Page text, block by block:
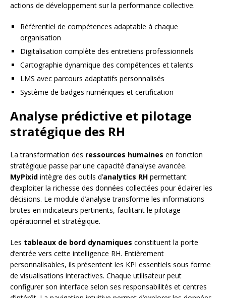
actions de développement sur la performance collective.
Référentiel de compétences adaptable à chaque
organisation
Digitalisation complète des entretiens professionnels
Cartographie dynamique des compétences et talents
LMS avec parcours adaptatifs personnalisés
Système de badges numériques et certification
Analyse prédictive et pilotage
stratégique des RH
La transformation des ressources humaines en fonction
stratégique passe par une capacité d’analyse avancée.
MyPixid intègre des outils d’analytics RH permettant
d’exploiter la richesse des données collectées pour éclairer les
décisions. Le module d’analyse transforme les informations
brutes en indicateurs pertinents, facilitant le pilotage
opérationnel et stratégique.
Les tableaux de bord dynamiques constituent la porte
d’entrée vers cette intelligence RH. Entièrement
personnalisables, ils présentent les KPI essentiels sous forme
de visualisations interactives. Chaque utilisateur peut
configurer son interface selon ses responsabilités et centres